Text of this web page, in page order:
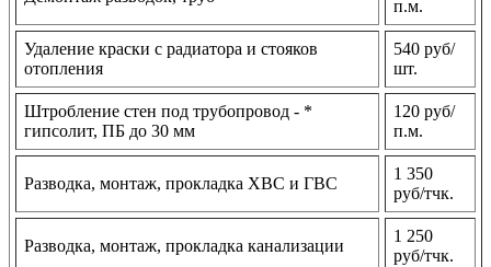
п.м.
Удаление краски с радиатора и стояков
отопления
540 руб/
шт.
Штробление стен под трубопровод - *
гипсолит, ПБ до 30 мм
120 руб/
п.м.
Разводка, монтаж, прокладка ХВС и ГВС
1 350
руб/тчк.
Разводка, монтаж, прокладка канализации
1 250
руб/тчк.